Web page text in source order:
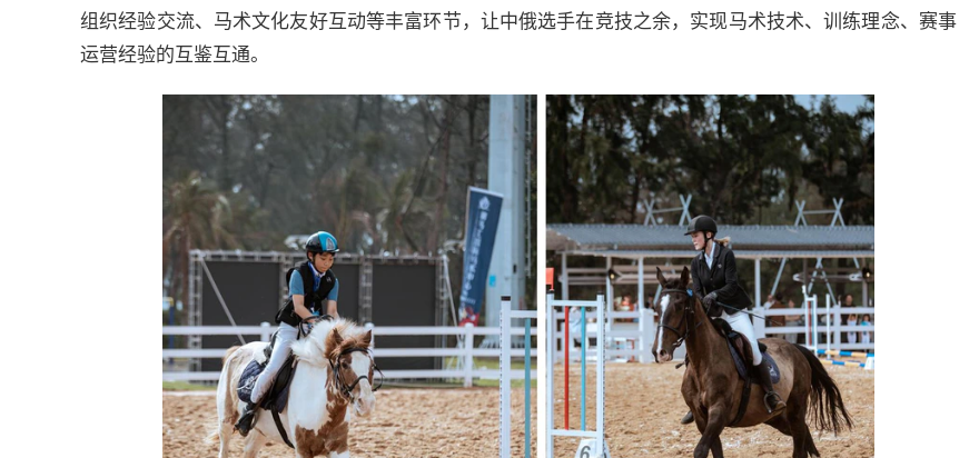
组织经验交流、马术文化友好互动等丰富环节，让中俄选手在竞技之余，实现马术技术、训练理念、赛事
运营经验的互鉴互通。